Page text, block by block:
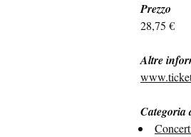
Prezzo
28,75 €
Altre
Categoria